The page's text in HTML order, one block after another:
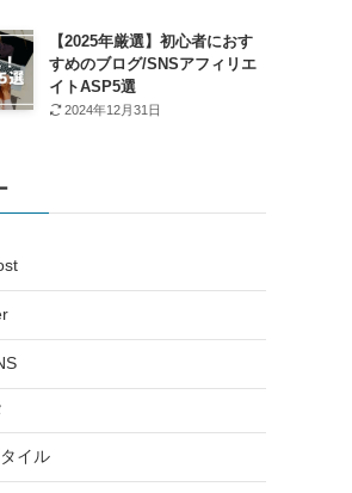
【2025年厳選】初心者におす
すめのブログ/SNSアフィリエ
イトASP5選
2024年12月31日
イル